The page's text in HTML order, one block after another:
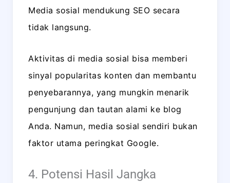
Media sosial mendukung SEO secara
tidak langsung.
Aktivitas di media sosial bisa memberi
sinyal popularitas konten dan membantu
penyebarannya, yang mungkin menarik
pengunjung dan tautan alami ke blog
Anda. Namun, media sosial sendiri bukan
faktor utama peringkat Google.
4. Potensi Hasil Jangka